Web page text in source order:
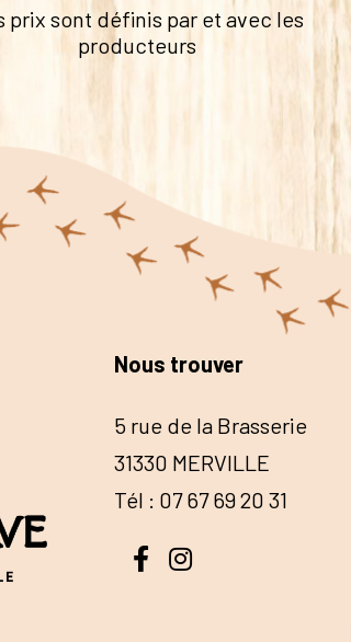
prix sont définis par et avec les
producteurs
Nous trouver
5 rue de la Brasserie
31330 MERVILLE
Tél : 07 67 69 20 31